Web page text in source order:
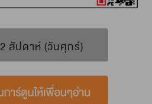
สัปดาห์ (วันศุกร์)